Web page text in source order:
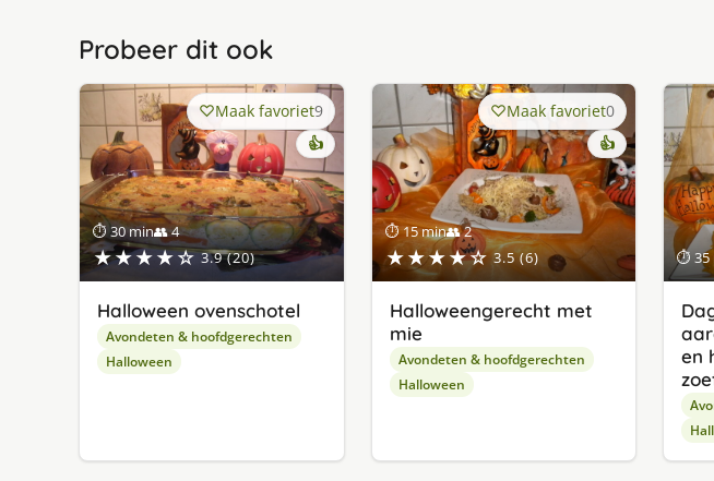
Probeer dit ook
⏱ 30 min👥 4
★★★★☆ 3.9 (20)
Maak favoriet9
👍
Halloween ovenschotel
Avondeten & hoofdgerechten
Halloween
⏱ 15 min👥 2
★★★★☆ 3.5 (6)
Maak favoriet0
👍
Halloweengerecht met
mie
Avondeten & hoofdgerechten
Halloween
⏱ 35
en